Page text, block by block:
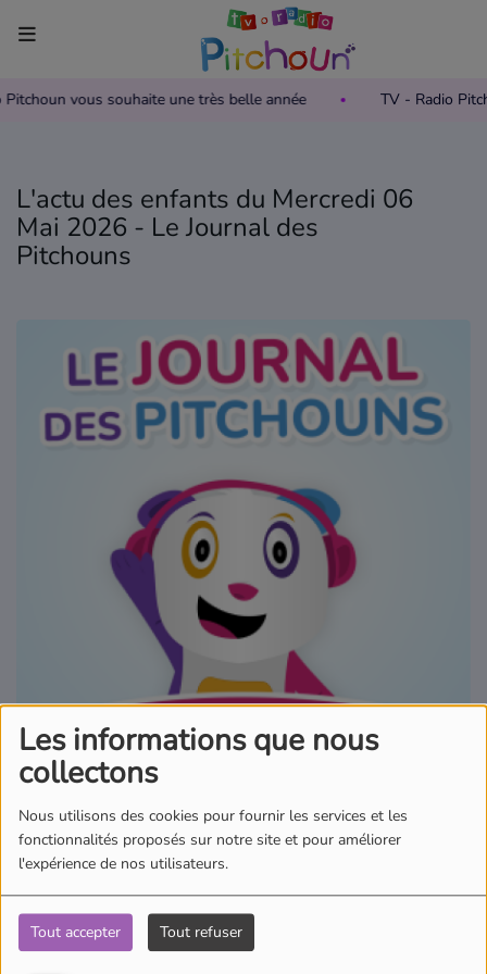
Les informations que nous
collectons
Nous utilisons des cookies pour fournir les services et les
fonctionnalités proposés sur notre site et pour améliorer
l'expérience de nos utilisateurs.
Tout accepter Tout refuser
Pitchoun vous souhaite une très belle année TV - Radio
Accueil
Grille des programmes TV
Replay TV Pitchoun
Radio
Grille des programmes Radio
Où écouter Radio Pitchoun ?
Pitchoun Rédac
Qui sommes-nous ?
Contact
L'actu des enfants du Mercredi 06
Mai 2026 - Le Journal des
Pitchouns
06 mai 2026 - 00:00
Aujourd'hui dans l'actu des Pitchouns, Ambre nous emmène au